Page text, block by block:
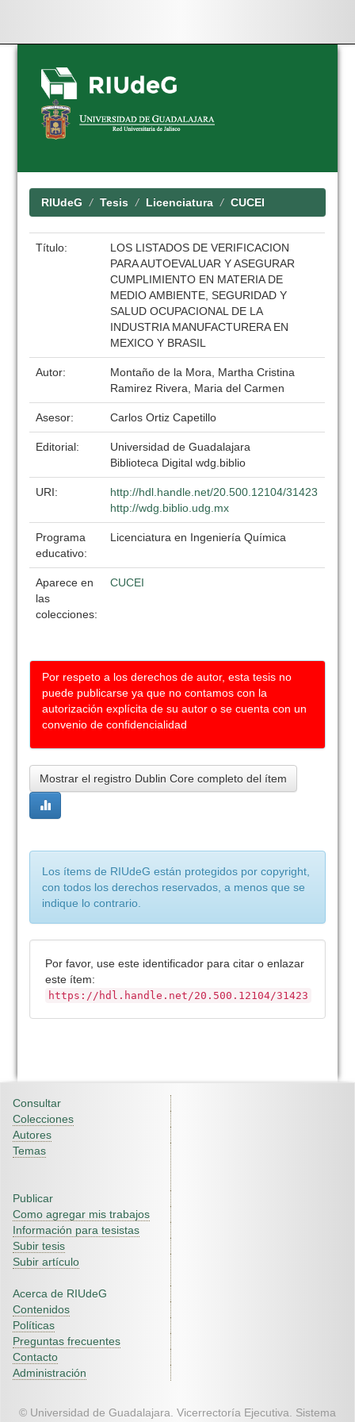
Skip
navigation
RIUdeG Tesis Licenciatura CUCEI
Título:
LOS LISTADOS DE VERIFICACION
PARA AUTOEVALUAR Y ASEGURAR
CUMPLIMIENTO EN MATERIA DE
MEDIO AMBIENTE, SEGURIDAD Y
SALUD OCUPACIONAL DE LA
INDUSTRIA MANUFACTURERA EN
MEXICO Y BRASIL
Autor:
Montaño de la Mora, Martha Cristina
Ramirez Rivera, Maria del Carmen
Asesor: Carlos Ortiz Capetillo
Editorial:
Universidad de Guadalajara
Biblioteca Digital wdg.biblio
URI:
http://hdl.handle.net/20.500.12104/31423
http://wdg.biblio.udg.mx
Programa
educativo:
Licenciatura en Ingeniería Química
Aparece en
las
colecciones:
CUCEI
Por respeto a los derechos de autor, esta tesis no
puede publicarse ya que no contamos con la
autorización explícita de su autor o se cuenta con un
convenio de confidencialidad
Mostrar el registro Dublin Core completo del ítem
Los ítems de RIUdeG están protegidos por copyright,
con todos los derechos reservados, a menos que se
indique lo contrario.
Por favor, use este identificador para citar o enlazar
este ítem:
https://hdl.handle.net/20.500.12104/31423
Consultar
Colecciones
Autores
Temas
Publicar
Como agregar mis trabajos
Información para tesistas
Subir tesis
Subir artículo
Acerca de RIUdeG
Contenidos
Políticas
Preguntas frecuentes
Contacto
Administración
© Universidad de Guadalajara. Vicerrectoría Ejecutiva. Sistema